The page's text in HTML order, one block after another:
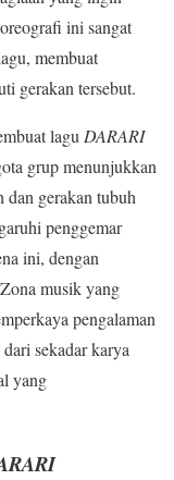
ini sangat
membuat
gerakan tersebut.
laguDARARI
grup menunjukkan
dan gerakan tubuh
penggemar
ini, dengan
musik yang
pengalaman
sekadar karya
yang